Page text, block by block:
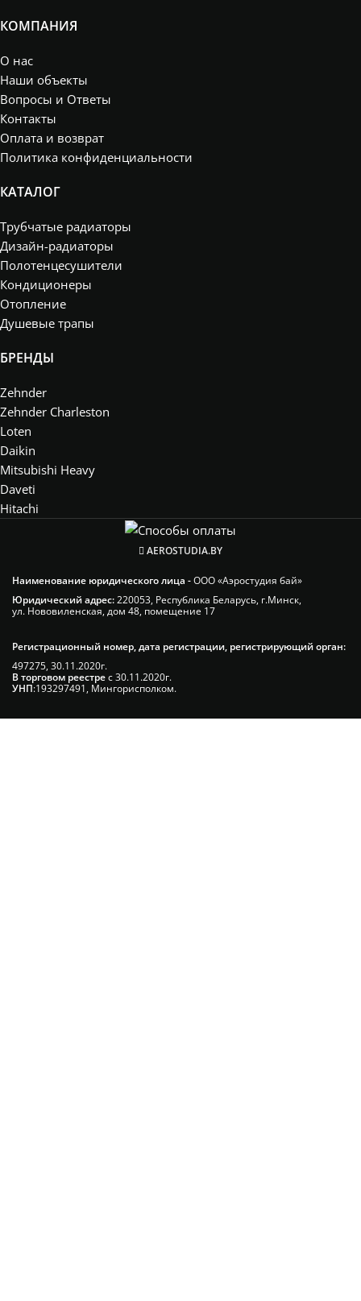
КОМПАНИЯ
О нас
Наши объекты
Вопросы и Ответы
Контакты
Оплата и возврат
Политика конфиденциальности
КАТАЛОГ
Трубчатые радиаторы
Дизайн-радиаторы
Полотенцесушители
Кондиционеры
Отопление
Душевые трапы
БРЕНДЫ
Zehnder
Zehnder Charleston
Loten
Daikin
Mitsubishi Heavy
Daveti
Hitachi
AEROSTUDIA.BY
Наименование юридического лица -ООО «Аэростудия бай»
Юридический адрес:220053, Республика Беларусь, г.Минск,
ул. Нововиленская, дом 48, помещение 17
Регистрационный номер, дата регистрации, регистрирующий орган:
497275, 30.11.2020г.
В торговом реестрес 30.11.2020г.
УНП:193297491, Мингорисполком.